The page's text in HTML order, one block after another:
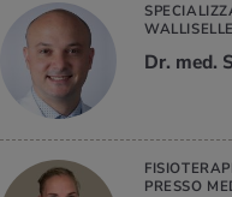
Dr. med.
PRESSO